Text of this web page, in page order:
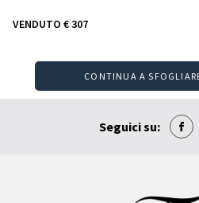
VENDUTO € 307
CONTINUA A
Seguici su: